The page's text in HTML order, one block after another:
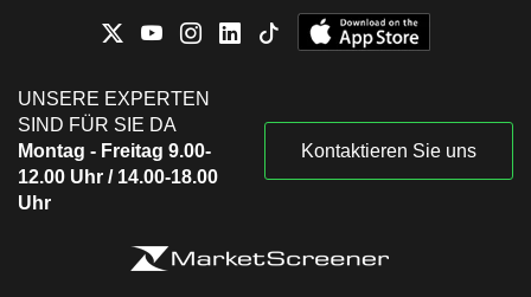
UNSERE EXPERTEN
SIND FÜR SIE DA
Montag - Freitag 9.00-
12.00 Uhr / 14.00-18.00
Uhr
Kontaktieren Sie uns